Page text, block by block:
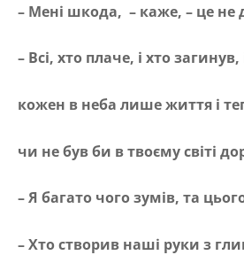
– Мені шкода, – каже, – це не
– Всі, хто плаче, і хто загинув,
кожен в неба лише життя і
чи не був би в твоєму світі
– Я багато чого зумів, та
– Хто створив наші руки з